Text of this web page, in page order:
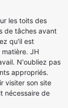
les toits des
de tâches avant
qu'il est
JH
N'oubliez pas
appropriés.
visiter son site
nécessaire de